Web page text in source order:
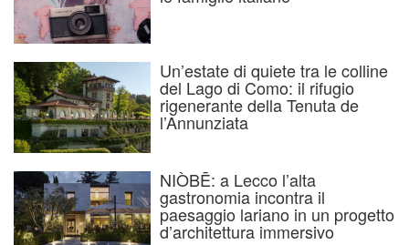
Un’estate di quiete tra le colline
del Lago di Como: il rifugio
rigenerante della Tenuta de
l’Annunziata
NIÒBĒ: a Lecco l’alta
gastronomia incontra il
paesaggio lariano in un progetto
d’architettura immersivo